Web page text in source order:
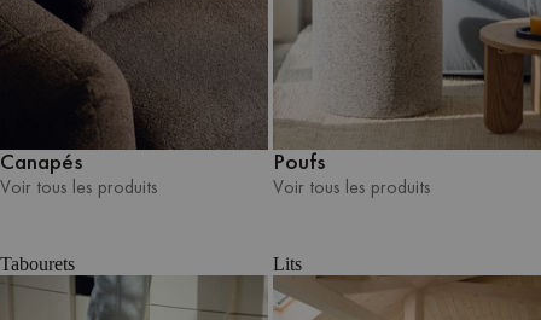
Canapés
Voir tous les produits
Poufs
Voir tous les produits
Tabourets Lits